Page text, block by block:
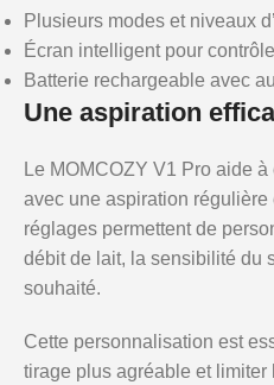
Plusieurs modes et niveaux
Écran intelligent pour
Batterie rechargeable avec
Une aspiration
Le MOMCOZY V1 Pro aide
avec une aspiration
réglages permettent de
débit de lait, la sensibilité du
souhaité.
Cette personnalisation est
tirage plus agréable et limiter